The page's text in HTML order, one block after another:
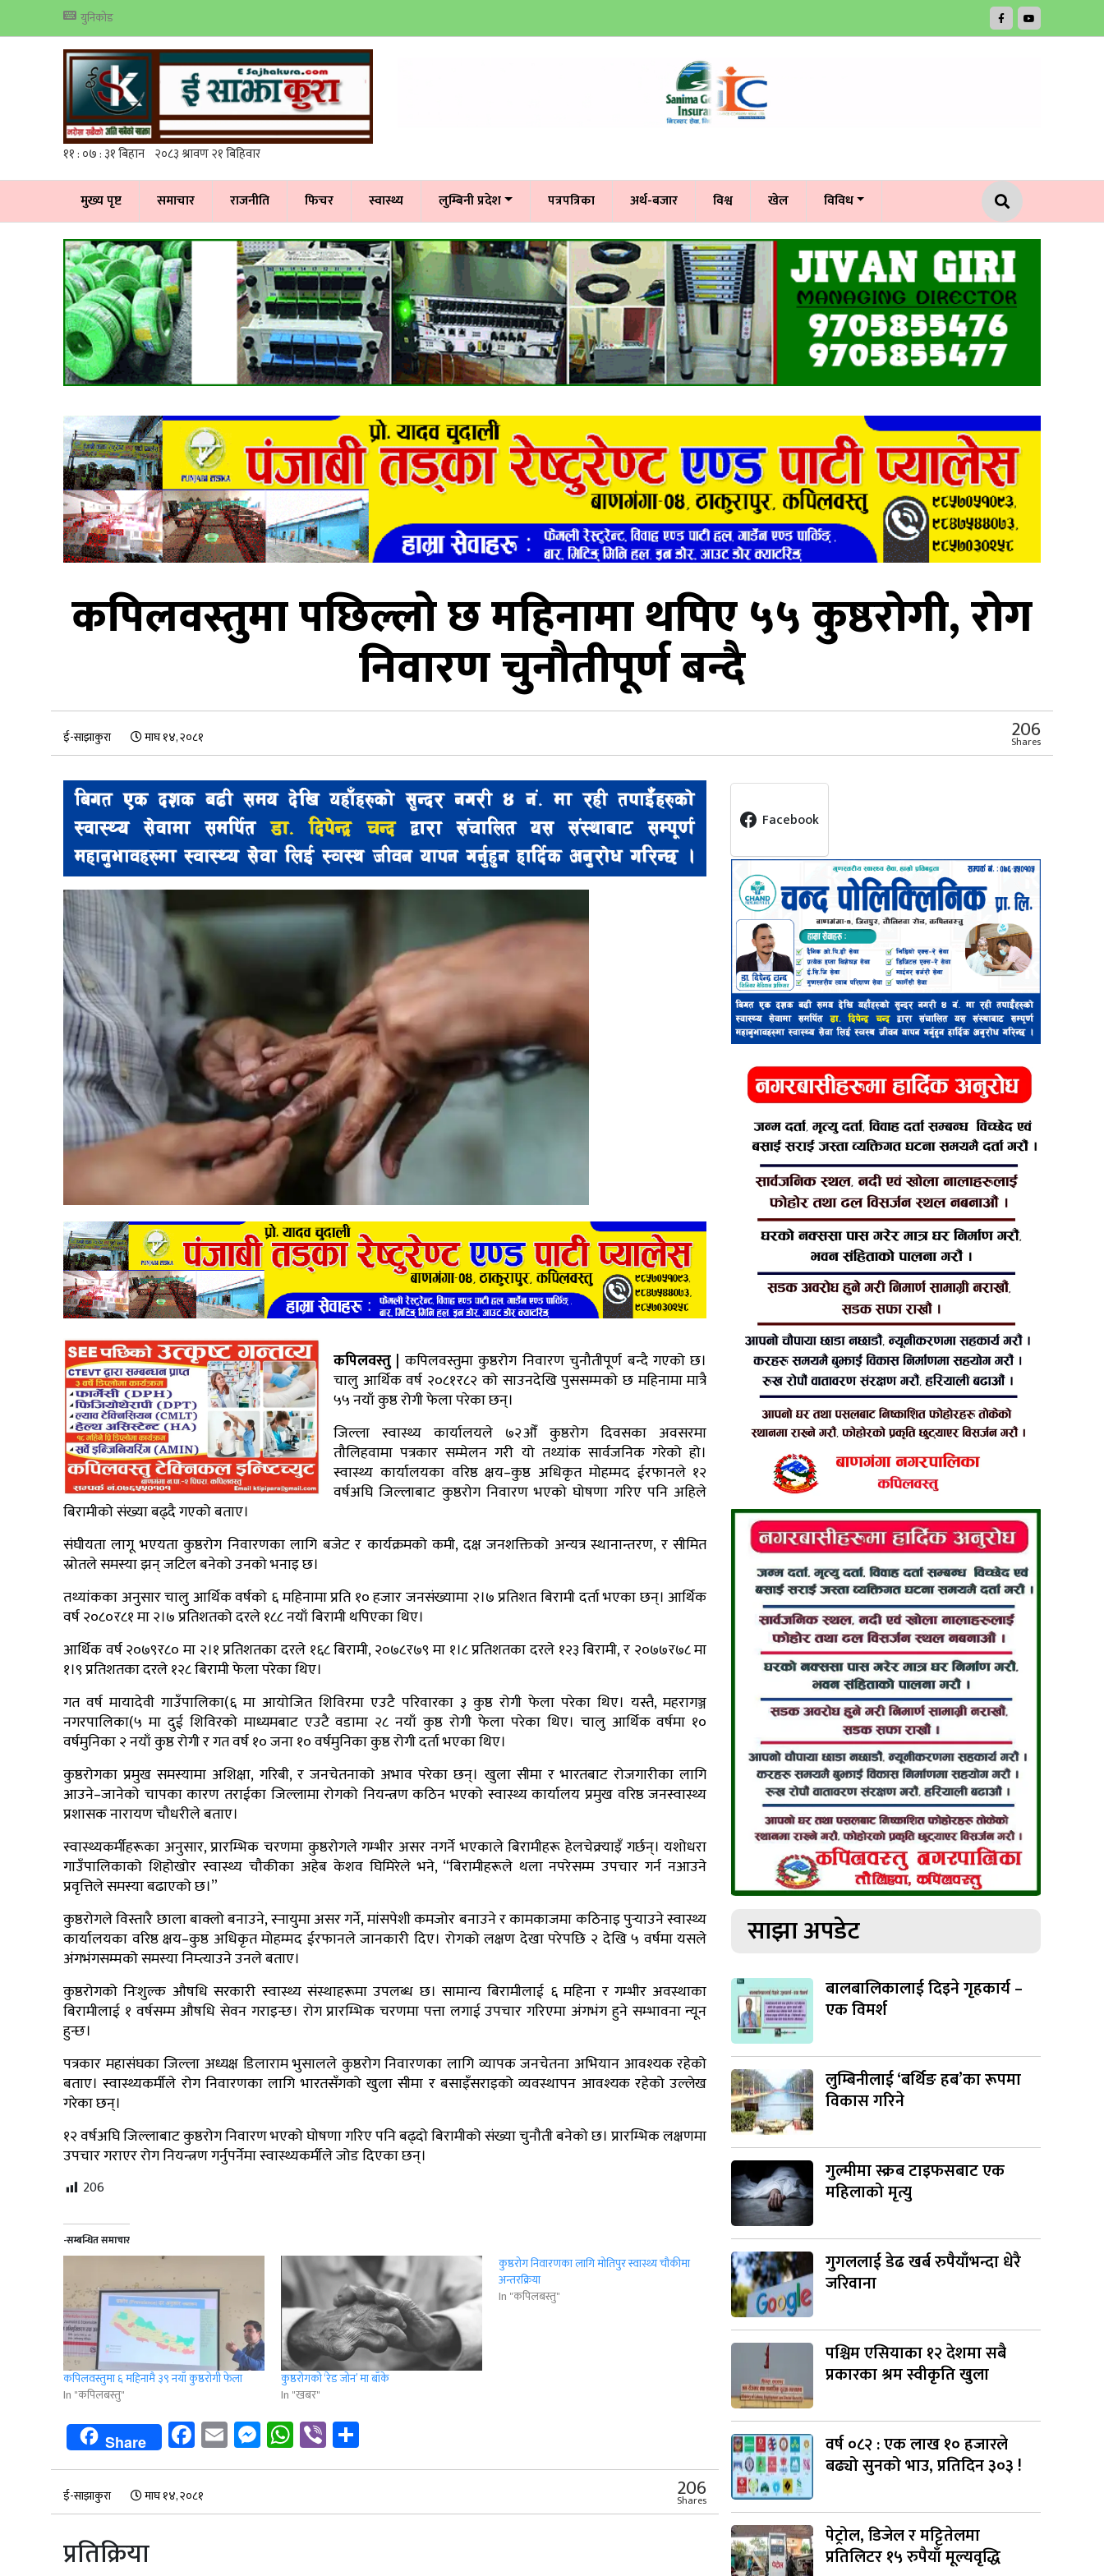
युनिकोड
मुख्य पृष्ट समाचार राजनीति फिचर स्वास्थ्य लुम्बिनी प्रदेश पत्रपत्रिका अर्थ-बजार विश्व खेल विविध
कपिलवस्तुमा पछिल्लो छ महिनामा थपिए ५५ कुष्ठरोगी, रोग
निवारण चुनौतीपूर्ण बन्दै
ई-साझाकुरा माघ १४, २०८१ 206
Shares
कपिलवस्तु | कपिलवस्तुमा कुष्ठरोग निवारण चुनौतीपूर्ण बन्दै गएको छ।
चालु आर्थिक वर्ष २०८१र८२ को साउनदेखि पुससम्मको छ महिनामा मात्रै
५५ नयाँ कुष्ठ रोगी फेला परेका छन्।
जिल्ला स्वास्थ्य कार्यालयले ७२औँ कुष्ठरोग दिवसका अवसरमा
तौलिहवामा पत्रकार सम्मेलन गरी यो तथ्यांक सार्वजनिक गरेको हो।
स्वास्थ्य कार्यालयका वरिष्ठ क्षय–कुष्ठ अधिकृत मोहम्मद ईरफानले १२
वर्षअघि जिल्लाबाट कुष्ठरोग निवारण भएको घोषणा गरिए पनि अहिले
बिरामीको संख्या बढ्दै गएको बताए।
संघीयता लागू भएयता कुष्ठरोग निवारणका लागि बजेट र कार्यक्रमको कमी, दक्ष जनशक्तिको अन्यत्र स्थानान्तरण, र सीमित
स्रोतले समस्या झन् जटिल बनेको उनको भनाइ छ।
तथ्यांकका अनुसार चालु आर्थिक वर्षको ६ महिनामा प्रति १० हजार जनसंख्यामा २।७ प्रतिशत बिरामी दर्ता भएका छन्। आर्थिक
वर्ष २०८०र८१ मा २।७ प्रतिशतको दरले १८८ नयाँ बिरामी थपिएका थिए।
आर्थिक वर्ष २०७९र८० मा २।१ प्रतिशतका दरले १६८ बिरामी, २०७८र७९ मा १।८ प्रतिशतका दरले १२३ बिरामी, र २०७७र७८ मा
१।९ प्रतिशतका दरले १२८ बिरामी फेला परेका थिए।
गत वर्ष मायादेवी गाउँपालिका(६ मा आयोजित शिविरमा एउटै परिवारका ३ कुष्ठ रोगी फेला परेका थिए। यस्तै, महरागञ्ज
नगरपालिका(५ मा दुई शिविरको माध्यमबाट एउटै वडामा २८ नयाँ कुष्ठ रोगी फेला परेका थिए। चालु आर्थिक वर्षमा १०
वर्षमुनिका २ नयाँ कुष्ठ रोगी र गत वर्ष १० जना १० वर्षमुनिका कुष्ठ रोगी दर्ता भएका थिए।
कुष्ठरोगका प्रमुख समस्यामा अशिक्षा, गरिबी, र जनचेतनाको अभाव परेका छन्। खुला सीमा र भारतबाट रोजगारीका लागि
आउने–जानेको चापका कारण तराईका जिल्लामा रोगको नियन्त्रण कठिन भएको स्वास्थ्य कार्यालय प्रमुख वरिष्ठ जनस्वास्थ्य
प्रशासक नारायण चौधरीले बताए।
स्वास्थ्यकर्मीहरूका अनुसार, प्रारम्भिक चरणमा कुष्ठरोगले गम्भीर असर नगर्ने भएकाले बिरामीहरू हेलचेक्र्याइँ गर्छन्। यशोधरा
गाउँपालिकाको शिहोखोर स्वास्थ्य चौकीका अहेब केशव घिमिरेले भने, “बिरामीहरूले थला नपरेसम्म उपचार गर्न नआउने
प्रवृत्तिले समस्या बढाएको छ।”
कुष्ठरोगले विस्तारै छाला बाक्लो बनाउने, स्नायुमा असर गर्ने, मांसपेशी कमजोर बनाउने र कामकाजमा कठिनाइ पुर्‍याउने स्वास्थ्य
कार्यालयका वरिष्ठ क्षय–कुष्ठ अधिकृत मोहम्मद ईरफानले जानकारी दिए। रोगको लक्षण देखा परेपछि २ देखि ५ वर्षमा यसले
अंगभंगसम्मको समस्या निम्त्याउने उनले बताए।
कुष्ठरोगको निःशुल्क औषधि सरकारी स्वास्थ्य संस्थाहरूमा उपलब्ध छ। सामान्य बिरामीलाई ६ महिना र गम्भीर अवस्थाका
बिरामीलाई १ वर्षसम्म औषधि सेवन गराइन्छ। रोग प्रारम्भिक चरणमा पत्ता लगाई उपचार गरिएमा अंगभंग हुने सम्भावना न्यून
हुन्छ।
पत्रकार महासंघका जिल्ला अध्यक्ष डिलाराम भुसालले कुष्ठरोग निवारणका लागि व्यापक जनचेतना अभियान आवश्यक रहेको
बताए। स्वास्थ्यकर्मीले रोग निवारणका लागि भारतसँगको खुला सीमा र बसाइँसराइको व्यवस्थापन आवश्यक रहेको उल्लेख
गरेका छन्।
१२ वर्षअघि जिल्लाबाट कुष्ठरोग निवारण भएको घोषणा गरिए पनि बढ्दो बिरामीको संख्या चुनौती बनेको छ। प्रारम्भिक लक्षणमा
उपचार गराएर रोग नियन्त्रण गर्नुपर्नेमा स्वास्थ्यकर्मीले जोड दिएका छन्।
206
-सम्बन्धित समाचार
कपिलवस्तुमा ६ महिनामै ३९ नयाँ कुष्ठरोगी फेला
In "कपिलबस्तु"
कुष्ठरोगको ‘रेड जोन’ मा बाँके
In "खबर"
कुष्ठरोग निवारणका लागि मोतिपुर स्वास्थ्य चौकीमा
अन्तरक्रिया
In "कपिलबस्तु"
Share Facebook
EmailMessenger
WhatsApp
Viber
ई-साझाकुरा माघ १४, २०८१ 206
Shares
प्रतिक्रिया
Facebook
साझा अपडेट
बालबालिकालाई दिइने गृहकार्य –
एक विमर्श
लुम्बिनीलाई ‘बर्थिङ हब’का रूपमा
विकास गरिने
गुल्मीमा स्क्रब टाइफसबाट एक
महिलाको मृत्यु
गुगललाई डेढ खर्ब रुपैयाँभन्दा धेरै
जरिवाना
पश्चिम एसियाका १२ देशमा सबै
प्रकारका श्रम स्वीकृति खुला
वर्ष ०८२ : एक लाख १० हजारले
बढ्यो सुनको भाउ, प्रतिदिन ३०३ !
पेट्रोल, डिजेल र मट्टितेलमा
प्रतिलिटर १५ रुपैयाँ मूल्यवृद्धि